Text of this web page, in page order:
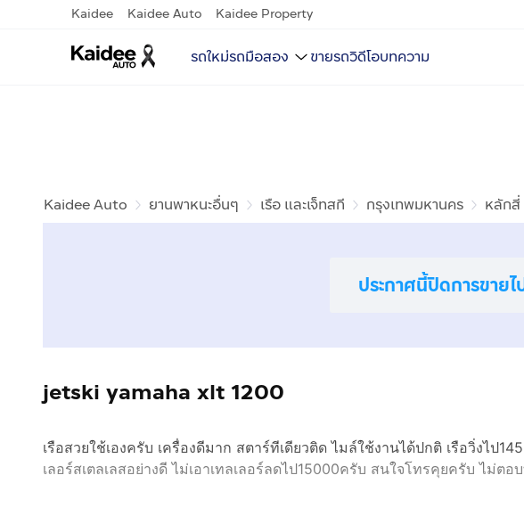
Kaidee Kaidee Auto Kaidee Property
รถใหม่รถมือสอง ขายรถวิดีโอบทความ
Kaidee Auto ยานพาหนะอื่นๆ เรือ และเจ็ทสกี กรุงเทพมหานคร หลักสี่
ประกาศนี้ปิดการขายไ
jetski yamaha xlt 1200
เรือสวยใช้เองครับ เครื่องดีมาก สตาร์ทีเดียวติด ไมล์ใช้งานได้ปกติ เรือวิ่งไป
เลอร์สเตลเลสอย่างดี ไม่เอาเทลเลอร์ลดไป15000ครับ สนใจโทรคุยครับ ไม่ต